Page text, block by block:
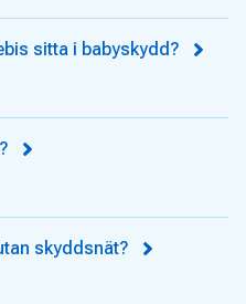
sitta i babyskydd?
skyddsnät?